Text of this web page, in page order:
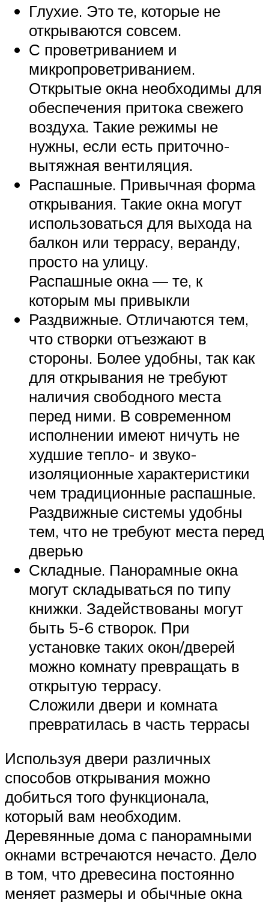
Глухие. Это те, которые не
открываются совсем.
С проветриванием и
микропроветриванием.
Открытые окна необходимы для
обеспечения притока свежего
воздуха. Такие режимы не
нужны, если есть приточно-
вытяжная вентиляция.
Распашные. Привычная форма
открывания. Такие окна могут
использоваться для выхода на
балкон или террасу, веранду,
просто на улицу.
Распашные окна — те, к
которым мы привыкли
Раздвижные. Отличаются тем,
что створки отъезжают в
стороны. Более удобны, так как
для открывания не требуют
наличия свободного места
перед ними. В современном
исполнении имеют ничуть не
худшие тепло- и звуко-
изоляционные характеристики
чем традиционные распашные.
Раздвижные системы удобны
тем, что не требуют места перед
дверью
Складные. Панорамные окна
могут складываться по типу
книжки. Задействованы могут
быть 5-6 створок. При
установке таких окон/дверей
можно комнату превращать в
открытую террасу.
Сложили двери и комната
превратилась в часть террасы
Используя двери различных
способов открывания можно
добиться того функционала,
который вам необходим.
Деревянные дома с панорамными
окнами встречаются нечасто. Дело
в том, что древесина постоянно
меняет размеры и обычные окна